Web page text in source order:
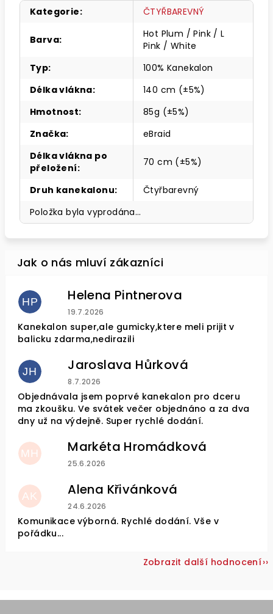
Kategorie: ČTYŘBAREVNÝ
Barva:
Hot Plum / Pink / L
Pink / White
Typ:
100% Kanekalon
Délka vlákna:
140 cm (±5%)
Hmotnost:
85g (±5%)
Značka:
eBraid
Délka vlákna po
přeložení: 70 cm (±5%)
Druh kanekalonu:
Čtyřbarevný
Položka byla vyprodána…
HP Helena Pintnerova
Hodnocení obchodu je 4 z 5 hvězdiček.
19.7.2026
Kanekalon super,ale gumicky,ktere meli prijit v
balicku zdarma,nedirazili
JH Jaroslava Hůrková
Hodnocení obchodu je 5 z 5 hvězdiček.
8.7.2026
Objednávala jsem poprvé kanekalon pro dceru
ma zkoušku. Ve svátek večer objednáno a za dva
dny už na výdejně. Super rychlé dodání.
MH Markéta Hromádková
Hodnocení obchodu je 5 z 5 hvězdiček.
25.6.2026
AK Alena Křivánková
Hodnocení obchodu je 5 z 5 hvězdiček.
24.6.2026
Komunikace výborná. Rychlé dodání. Vše v
pořádku...
Zobrazit další hodnocení